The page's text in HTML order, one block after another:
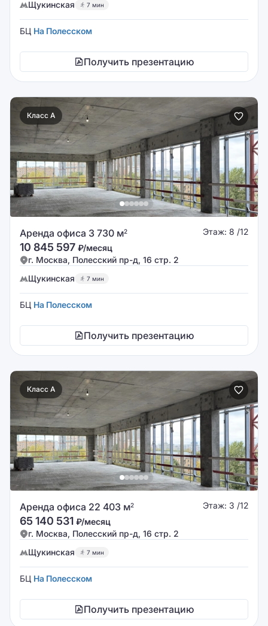
Щукинская
7 мин
БЦ На Полесском
Получить презентацию
Класс A
Аренда офиса 3 730 м2 Этаж: 8 /12
10 845 597 ₽/месяц
г. Москва, Полесский пр-д, 16 стр. 2
Щукинская
7 мин
БЦ На Полесском
Получить презентацию
Класс A
Аренда офиса 22 403 м2 Этаж: 3 /12
65 140 531 ₽/месяц
г. Москва, Полесский пр-д, 16 стр. 2
Щукинская
7 мин
БЦ На Полесском
Получить презентацию